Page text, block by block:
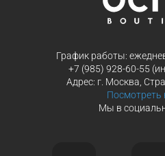
График работы:
+7 (985) 928-60-55
Адрес: г. Москва,
Посмотреть
Мы в